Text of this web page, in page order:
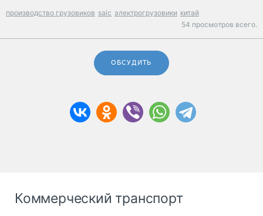
производство грузовиков saic электрогрузовики китай
54 просмотров всего.
ОБСУДИТЬ
Коммерческий транспорт